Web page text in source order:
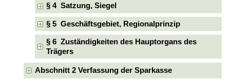
§ 4 Satzung, Siegel
§ 5 Geschäftsgebiet, Regionalprinzip
§ 6 Zuständigkeiten des Hauptorgans des
Trägers
Abschnitt 2 Verfassung der Sparkasse